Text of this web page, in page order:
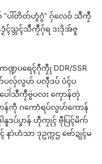
“ပါ်တိတ်ဟွံဂွံ” ဂှ်လေဝ် သဳကၠဳ
ၚ်သ္ဘၚ်သဳကၠဳဂှ်ရ ဒးဒိုအ်ဇူ
ဏ္ဍပရေၚ်ဂီုကၠီု DDR/SSR
တ်ပလှ်လွဟ် ပလီုဒပ် ပံၚ်ပ
ပေါဲသဳကၠဳဗွဲပလး ကၠောန်တုဲ
ကဵု ဂကောံရပ်လွဟ်ကောန်
ဒပ်ပၞာန် ဟီုကၠုၚ် ဗီုပြၚ်မိက်
ာဲဟံသာ ဒုဥက္ကဌ ဗော်ဍုၚ်မ